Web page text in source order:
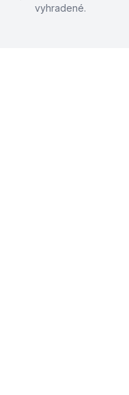
vyhradené.